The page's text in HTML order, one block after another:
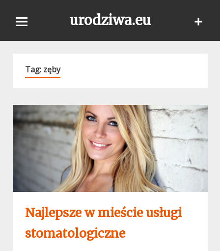
urodziwa.eu
Tag: zęby
Najlepsze w mieście usługi
stomatologiczne